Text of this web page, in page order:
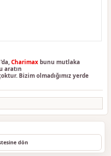
Charimax bunu mutlaka
aratın
Bizim olmadığımız yerde
dön